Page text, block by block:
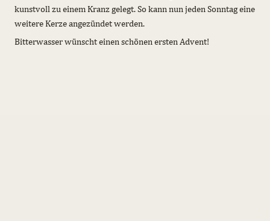
kunstvoll zu einem Kranz gelegt. So kann nun jeden Sonntag eine
weitere Kerze angezündet werden.
Bitterwasser wünscht einen schönen ersten Advent!